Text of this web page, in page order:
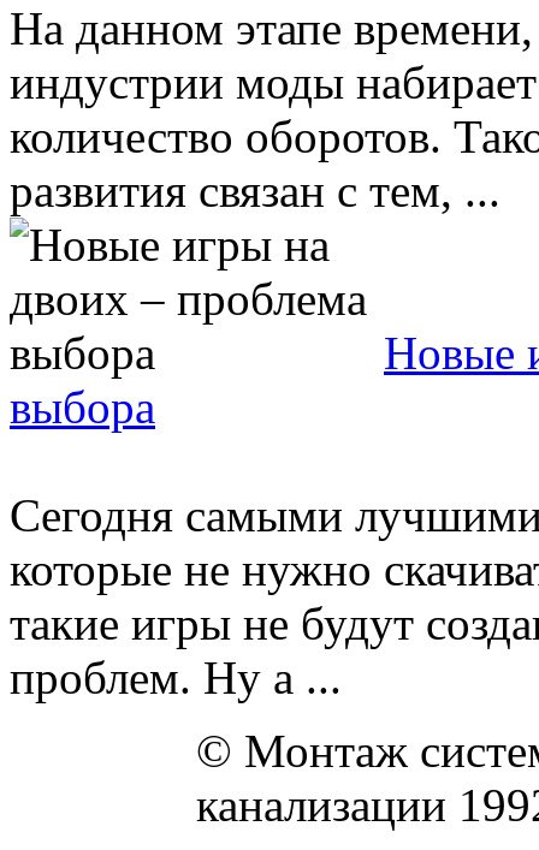
На данном этапе
индустрии моды
количество оборотов.
развития связан с тем, ...
Новые
выбора
Сегодня самыми
которые не нужно
такие игры не будут
проблем. Ну а ...
© Монтаж
канализации